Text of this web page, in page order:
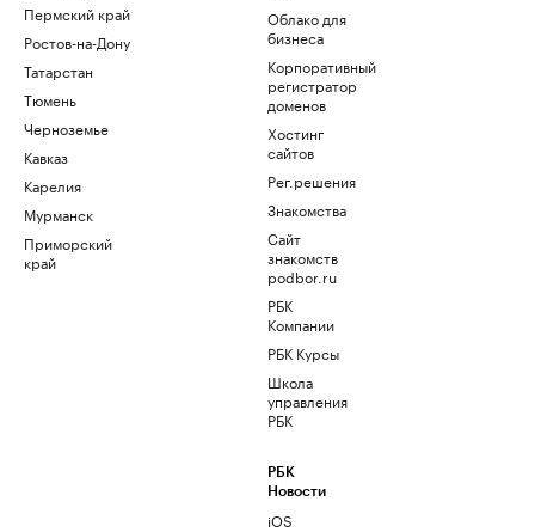
Пермский край
Ростов-на-Дону
Татарстан
Тюмень
Черноземье
Кавказ
Карелия
Мурманск
Приморский
край
Облако для
бизнеса
Корпоративный
регистратор
доменов
Хостинг
сайтов
Рег.решения
Знакомства
Сайт
знакомств
podbor.ru
РБК
Компании
РБК Курсы
Школа
управления
РБК
РБК
Новости
iOS